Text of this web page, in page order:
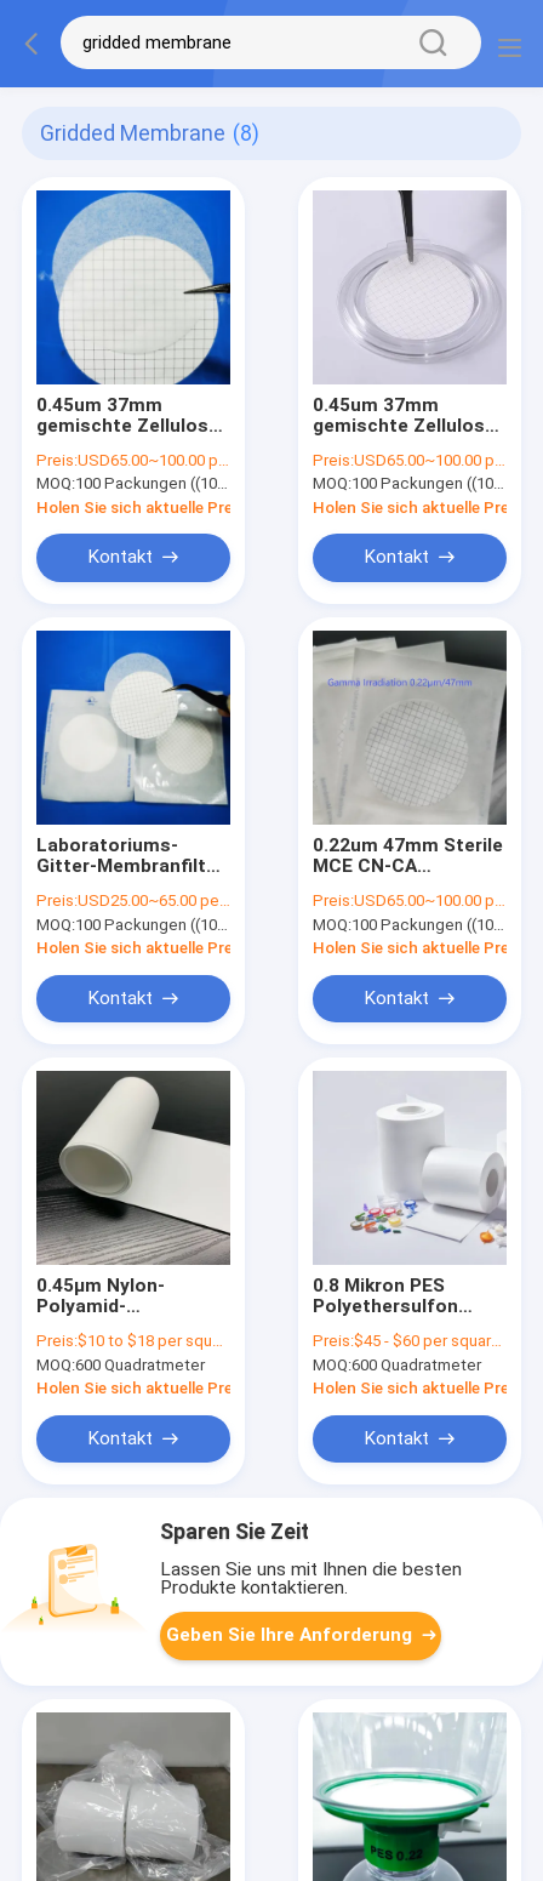
Gridded Membrane (8)
0.45um 37mm
gemischte Zellulose
Membranfilter Steril
für mikrobielle
Grenztest
Preis:USD65.00~100.00 per pack
MOQ:100 Packungen ((100 Stück pro Packung)
Holen Sie sich aktuelle Preis
Kontakt
0.45um 37mm
gemischte Zellulose
Membranfilter Steril
für mikrobielle
Grenztest
Preis:USD65.00~100.00 per pack
MOQ:100 Packungen ((100 Stück pro Packung)
Holen Sie sich aktuelle Preis
Kontakt
Laboratoriums-
Gitter-Membranfilter
Steril für mikrobielle
Grenztests
Preis:USD25.00~65.00 per pack
MOQ:100 Packungen ((100 Stück pro Packung)
Holen Sie sich aktuelle Preis
Kontakt
0.22um 47mm Sterile
MCE CN-CA
Filtermembran für
mikrobielle
Grenztests
Preis:USD65.00~100.00 per pack
MOQ:100 Packungen ((100 Stück pro Packung)
Holen Sie sich aktuelle Preis
Kontakt
0.45μm Nylon-
Polyamid-
nicht steril, ohne
Gitter
Preis:$10 to $18 per square meter
MOQ:600 Quadratmeter
Holen Sie sich aktuelle Preis
Kontakt
0.8 Mikron PES
Polyethersulfon
Hydrophiler
Sterilisationsgrad
Preis:$45 - $60 per square meter
MOQ:600 Quadratmeter
Holen Sie sich aktuelle Preis
Kontakt
Sparen Sie Zeit
Lassen Sie uns mit Ihnen die besten
Produkte kontaktieren.
Geben Sie Ihre Anforderung